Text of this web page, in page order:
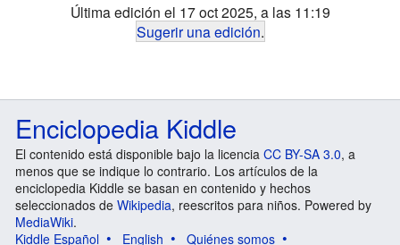
Última edición el 17 oct 2025, a las 11:19
Sugerir una edición.
Enciclopedia Kiddle
El contenido está disponible bajo la licencia CC BY-SA 3.0, a
menos que se indique lo contrario. Los artículos de la
enciclopedia Kiddle se basan en contenido y hechos
seleccionados de Wikipedia, reescritos para niños. Powered by
MediaWiki.
Kiddle Español
English Quiénes somos